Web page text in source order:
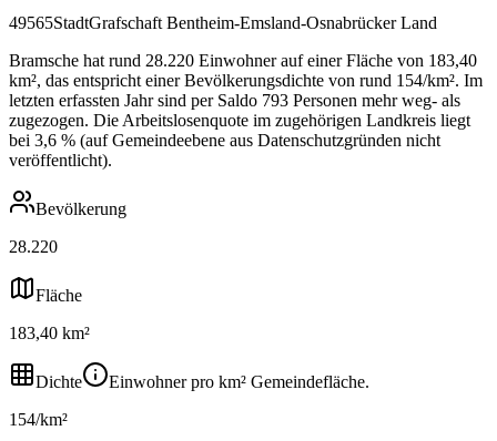
49565StadtGrafschaft Bentheim-Emsland-Osnabrücker Land
Bramsche hat rund 28.220 Einwohner auf einer Fläche von 183,40
km², das entspricht einer Bevölkerungsdichte von rund 154/km². Im
letzten erfassten Jahr sind per Saldo 793 Personen mehr weg- als
zugezogen. Die Arbeitslosenquote im zugehörigen Landkreis liegt
bei 3,6 % (auf Gemeindeebene aus Datenschutzgründen nicht
veröffentlicht).
Bevölkerung
28.220
Fläche
183,40 km²
Dichte
Einwohner pro km² Gemeindefläche.
154/km²